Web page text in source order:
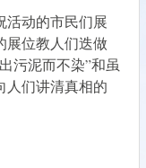
活动的市民们展
展位教人们迭做
污泥而不染”和虽
人们讲清真相的